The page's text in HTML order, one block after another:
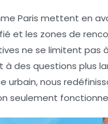
Paris mettent en
et les zones de
ne se limitent pas
des questions plus
urbain, nous
seulement